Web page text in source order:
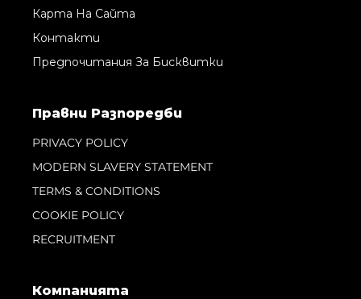
Карта На Сайта
Контакти
Предпочитания За Бисквитки
Правни Pазпоредби
PRIVACY POLICY
MODERN SLAVERY STATEMENT
TERMS & CONDITIONS
COOKIE POLICY
RECRUITMENT
Компанията